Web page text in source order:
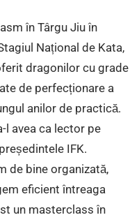
în Târgu Jiu în
Național de Kata,
dragonilor cu grade
de perfecționare a
anilor de practică.
l avea ca lector pe
IFK.
de bine organizată,
eficient întreaga
un masterclass în